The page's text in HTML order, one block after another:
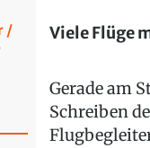
/
Viele Flüge
Gerade am
Schreiben